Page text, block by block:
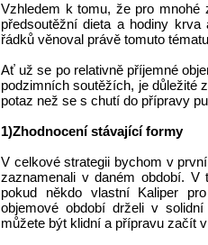
Vzhledem k tomu, že pro mnohé
předsoutěžní dieta a hodiny
řádků věnoval právě tomuto
Ať už se po relativně příjemné
podzimních soutěžích, je důležité
potaz než se s chutí do přípravy
1)Zhodnocení stávající formy
V celkové strategii bychom v
zaznamenali v daném období. V
pokud někdo vlastní Kaliper
objemové období drželi v
můžete být klidní a přípravu začít